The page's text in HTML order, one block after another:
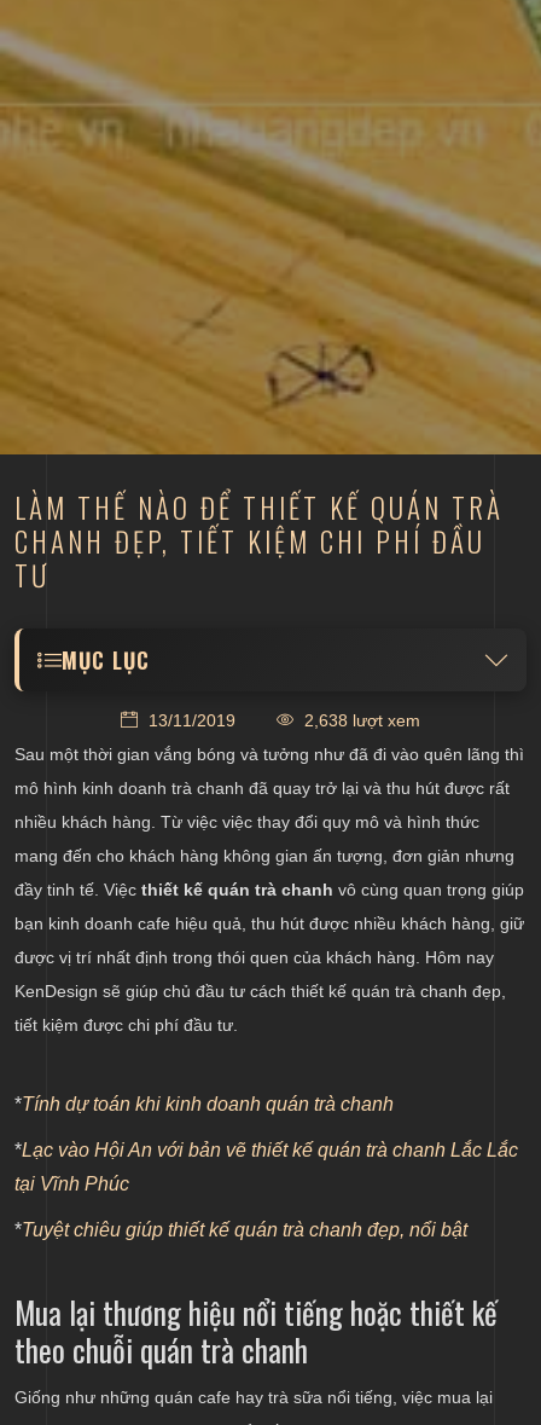
LÀM THẾ NÀO ĐỂ THIẾT KẾ QUÁN TRÀ
CHANH ĐẸP, TIẾT KIỆM CHI PHÍ ĐẦU
TƯ
MỤC LỤC
chuỗi quán trà chanh
Tìm phong cách thiết kế phù hợp cho quán trà
chanh
Thiết kế nội thất đơn giản cho quán trà chanh
13/11/2019
2,638 lượt xem
Sau một thời gian vắng bóng và tưởng như đã đi vào quên lãng thì
mô hình kinh doanh trà chanh đã quay trở lại và thu hút được rất
nhiều khách hàng. Từ việc việc thay đổi quy mô và hình thức
mang đến cho khách hàng không gian ấn tượng, đơn giản nhưng
đầy tinh tế. Việc thiết kế quán trà chanh vô cùng quan trọng giúp
bạn kinh doanh cafe hiệu quả, thu hút được nhiều khách hàng, giữ
được vị trí nhất định trong thói quen của khách hàng. Hôm nay
KenDesign sẽ giúp chủ đầu tư cách thiết kế quán trà chanh đẹp,
tiết kiệm được chi phí đầu tư.
*Tính dự toán khi kinh doanh quán trà chanh
*Lạc vào Hội An với bản vẽ thiết kế quán trà chanh Lắc Lắc
tại Vĩnh Phúc
*Tuyệt chiêu giúp thiết kế quán trà chanh đẹp, nổi bật
Mua lại thương hiệu nổi tiếng hoặc thiết kế
theo chuỗi quán trà chanh
Giống như những quán cafe hay trà sữa nổi tiếng, việc mua lại